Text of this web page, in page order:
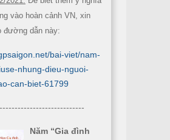
vào hoàn cảnh VN, xin
đường dẫn này:
bai-viet/nam-
nhung-dieu-nguoi-
can-biet-61799
Năm “Gia đình